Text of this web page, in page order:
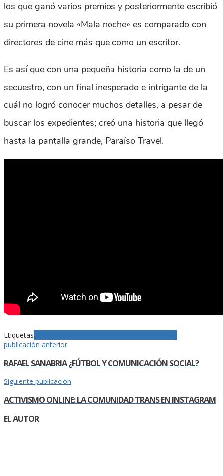
los que ganó varios premios y posteriormente escribió
su primera novela «Mala noche» es comparado con
directores de cine más que como un escritor.
Es así que con una pequeña historia como la de un
secuestro, con un final inesperado e intrigante de la
cuál no logró conocer muchos detalles, a pesar de
buscar los expedientes; creó una historia que llegó
hasta la pantalla grande, Paraíso Travel.
Etiquetas
publicación anterior
RAFAEL SANABRIA ¿FÚTBOL Y COMUNICACIÓN SOCIAL?
Siguiente publicación
ACTIVISMO ONLINE: LA COMUNIDAD TRANS EN INSTAGRAM
EL AUTOR